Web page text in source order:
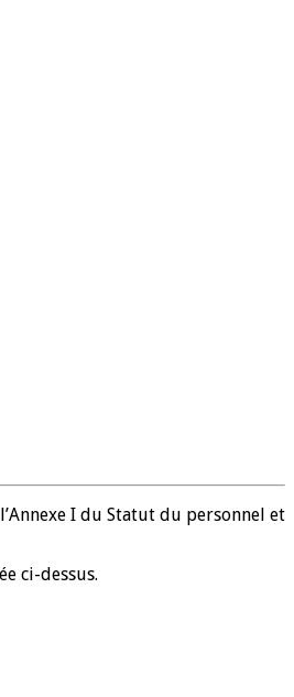
I du Statut du personnel et
ci-dessus.